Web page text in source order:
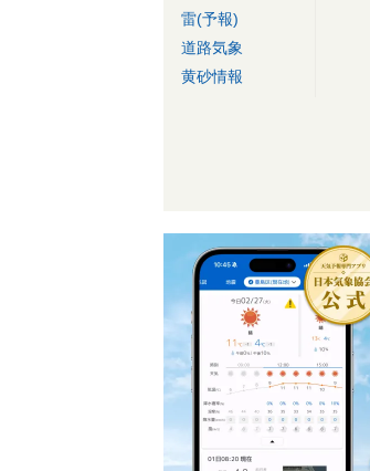
雷(予報)
道路気象
黄砂情報